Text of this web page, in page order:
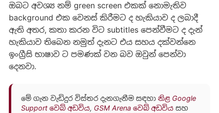
ඔබට අවශ්‍ය නම් green screen එකක් නොමැතිව
background එක වෙනස් කිරීමට ද හැකියාව ද ලබාදී
ඇති අතර, කතා කරන විට subtitles පෙන්වීමට ද දැන්
හැකියාව තිබෙන නමුත් දැනට එය සහය දක්වන්නෙ
ඉංග්‍රීසි භාෂාව ට පමණක් වන බව ඔවුන් පෙන්වා
දෙනවා.
මේ ගැන වැඩිදුර විස්තර දැනගැනීම සඳහා නිළ Google
Support වෙබ් අඩවිය, GSM Arena වෙබ් අඩවියසහ